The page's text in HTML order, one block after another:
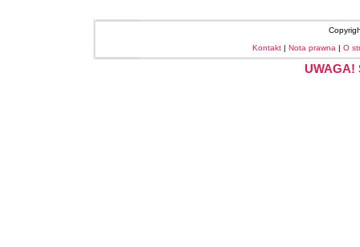
Kontakt | Nota prawna | O
UWAGA!